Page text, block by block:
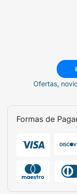
Ofertas,
Formas de